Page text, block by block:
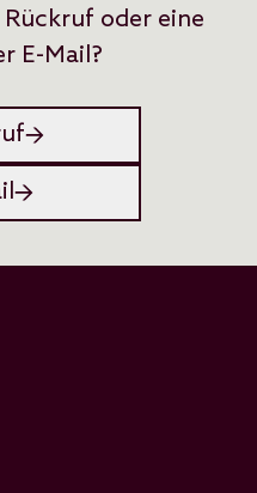
oder eine
E-Mail?